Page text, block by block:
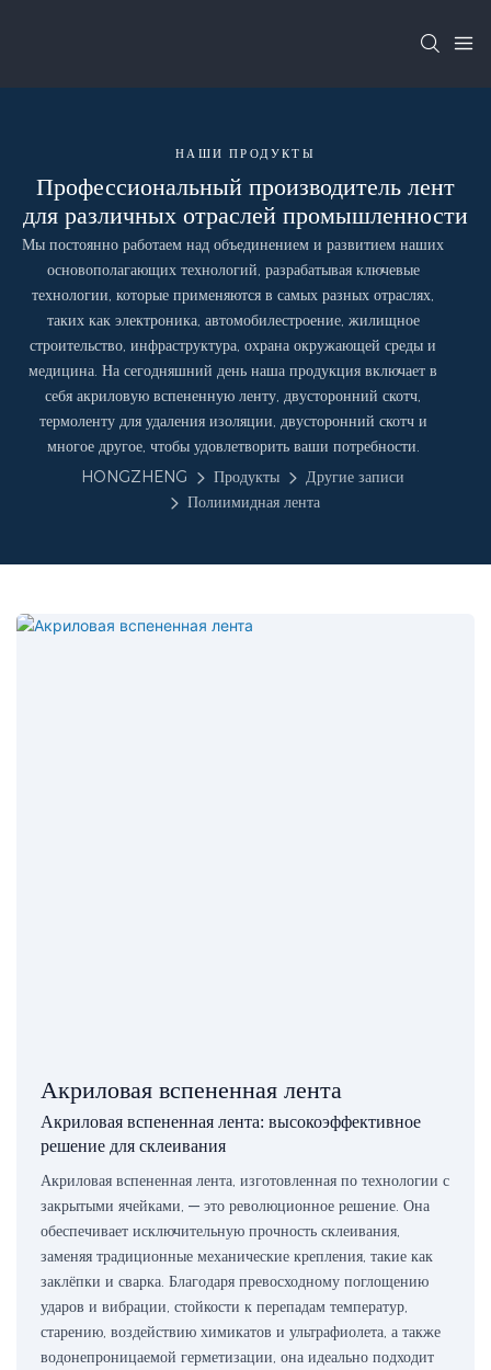
НАШИ ПРОДУКТЫ
Профессиональный производитель лент
для различных отраслей промышленности
Мы постоянно работаем над объединением и развитием наших
основополагающих технологий, разрабатывая ключевые
технологии, которые применяются в самых разных отраслях,
таких как электроника, автомобилестроение, жилищное
строительство, инфраструктура, охрана окружающей среды и
медицина. На сегодняшний день наша продукция включает в
себя акриловую вспененную ленту, двусторонний скотч,
термоленту для удаления изоляции, двусторонний скотч и
многое другое, чтобы удовлетворить ваши потребности.
HONGZHENG
Продукты
Другие записи
Полиимидная лента
Акриловая вспененная лента
Акриловая вспененная лента: высокоэффективное
решение для склеивания
Акриловая вспененная лента, изготовленная по технологии с
закрытыми ячейками, — это революционное решение. Она
обеспечивает исключительную прочность склеивания,
заменяя традиционные механические крепления, такие как
заклёпки и сварка. Благодаря превосходному поглощению
ударов и вибрации, стойкости к перепадам температур,
старению, воздействию химикатов и ультрафиолета, а также
водонепроницаемой герметизации, она идеально подходит